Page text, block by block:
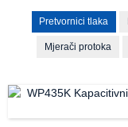
Pretvornici tlaka
Mjerači protoka